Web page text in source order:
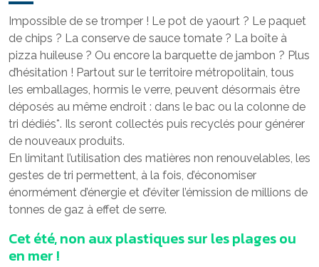
Impossible de se tromper ! Le pot de yaourt ? Le paquet
de chips ? La conserve de sauce tomate ? La boîte à
pizza huileuse ? Ou encore la barquette de jambon ? Plus
d’hésitation ! Partout sur le territoire métropolitain, tous
les emballages, hormis le verre, peuvent désormais être
déposés au même endroit : dans le bac ou la colonne de
tri dédiés*. Ils seront collectés puis recyclés pour générer
de nouveaux produits.
En limitant l’utilisation des matières non renouvelables, les
gestes de tri permettent, à la fois, d’économiser
énormément d’énergie et d’éviter l’émission de millions de
tonnes de gaz à effet de serre.
Cet été, non aux plastiques sur les plages ou
en mer !